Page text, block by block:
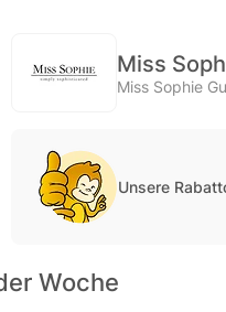
Miss
Miss Sophie
Unsere
Woche